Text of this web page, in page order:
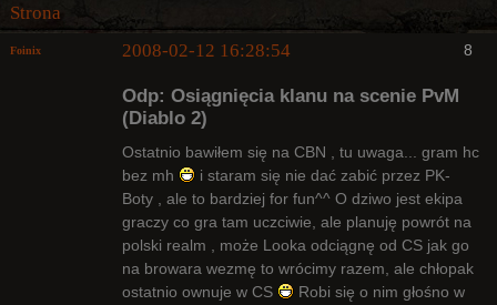
Strona
8
Foinix 2008-02-12 16:28:54
Odp: Osiągnięcia klanu na scenie PvM
(Diablo 2)
Ostatnio bawiłem się na CBN , tu uwaga... gram hc
bez mh
i staram się nie dać zabić przez PK-
Boty , ale to bardziej for fun^^ O dziwo jest ekipa
graczy co gra tam uczciwie, ale planuję powrót na
polski realm , może Looka odciągnę od CS jak go
na browara wezmę to wrócimy razem, ale chłopak
ostatnio ownuje w CS
Robi się o nim głośno w